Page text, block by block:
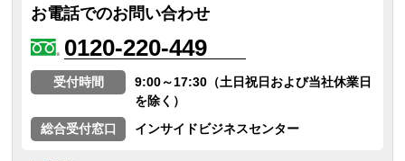
お電話でのお問い合わせ
0120-220-449
受付時間
9:00～17:30（土日祝日および当社休業日
を除く）
総合受付窓口
インサイドビジネスセンター